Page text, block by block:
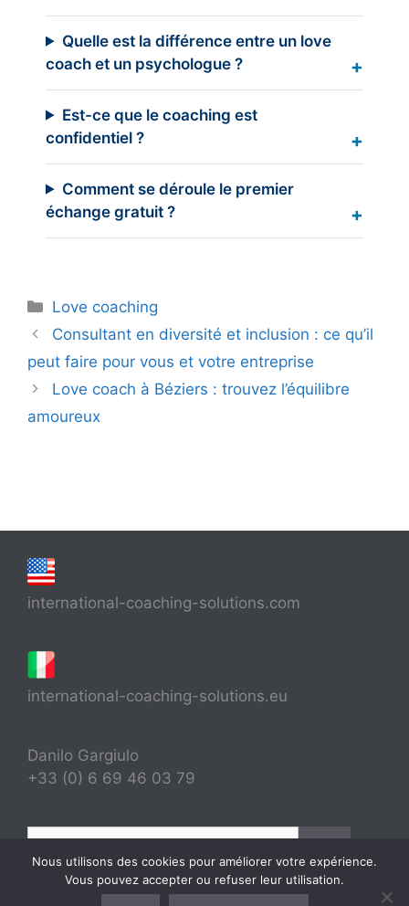
Quelle est la différence entre un love
coach et un psychologue ?
Est-ce que le coaching est
confidentiel ?
Comment se déroule le premier
échange gratuit ?
Catégories
Love coaching
Consultant en diversité et inclusion : ce qu’il
peut faire pour vous et votre entreprise
Love coach à Béziers : trouvez l’équilibre
amoureux
international-coaching-solutions.com
international-coaching-solutions.eu
Danilo Gargiulo
+33 (0) 6 69 46 03 79
Rechercher :
Nous utilisons des cookies pour améliorer votre expérience.
Vous pouvez accepter ou refuser leur utilisation.